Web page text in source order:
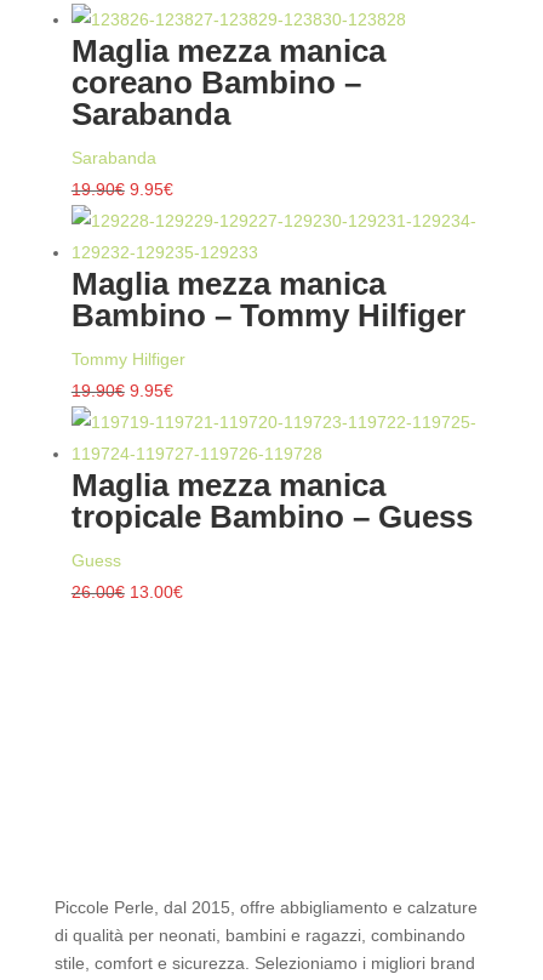
prezzo
originale
era:
19.95€.
prezzo
attuale
è:
9.98€.
Maglia mezza manica
coreano Bambino –
Sarabanda
Sarabanda
19.90€ Il
prezzo
originale
era:
19.90€.
9.95€Il
prezzo
attuale
è:
9.95€.
Maglia mezza manica
Bambino – Tommy Hilfiger
Tommy Hilfiger
19.90€ Il
prezzo
originale
era:
19.90€.
9.95€Il
prezzo
attuale
è:
9.95€.
Maglia mezza manica
tropicale Bambino – Guess
Guess
26.00€ Il13.00€Il
Piccole Perle, dal 2015, offre abbigliamento e calzature
di qualità per neonati, bambini e ragazzi, combinando
stile, comfort e sicurezza. Selezioniamo i migliori brand